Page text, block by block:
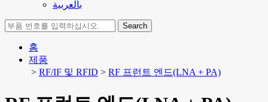
بالعربية
Search
홈
제품
> RF/IF 및 RFID > RF 프런트 엔드(LNA + PA)